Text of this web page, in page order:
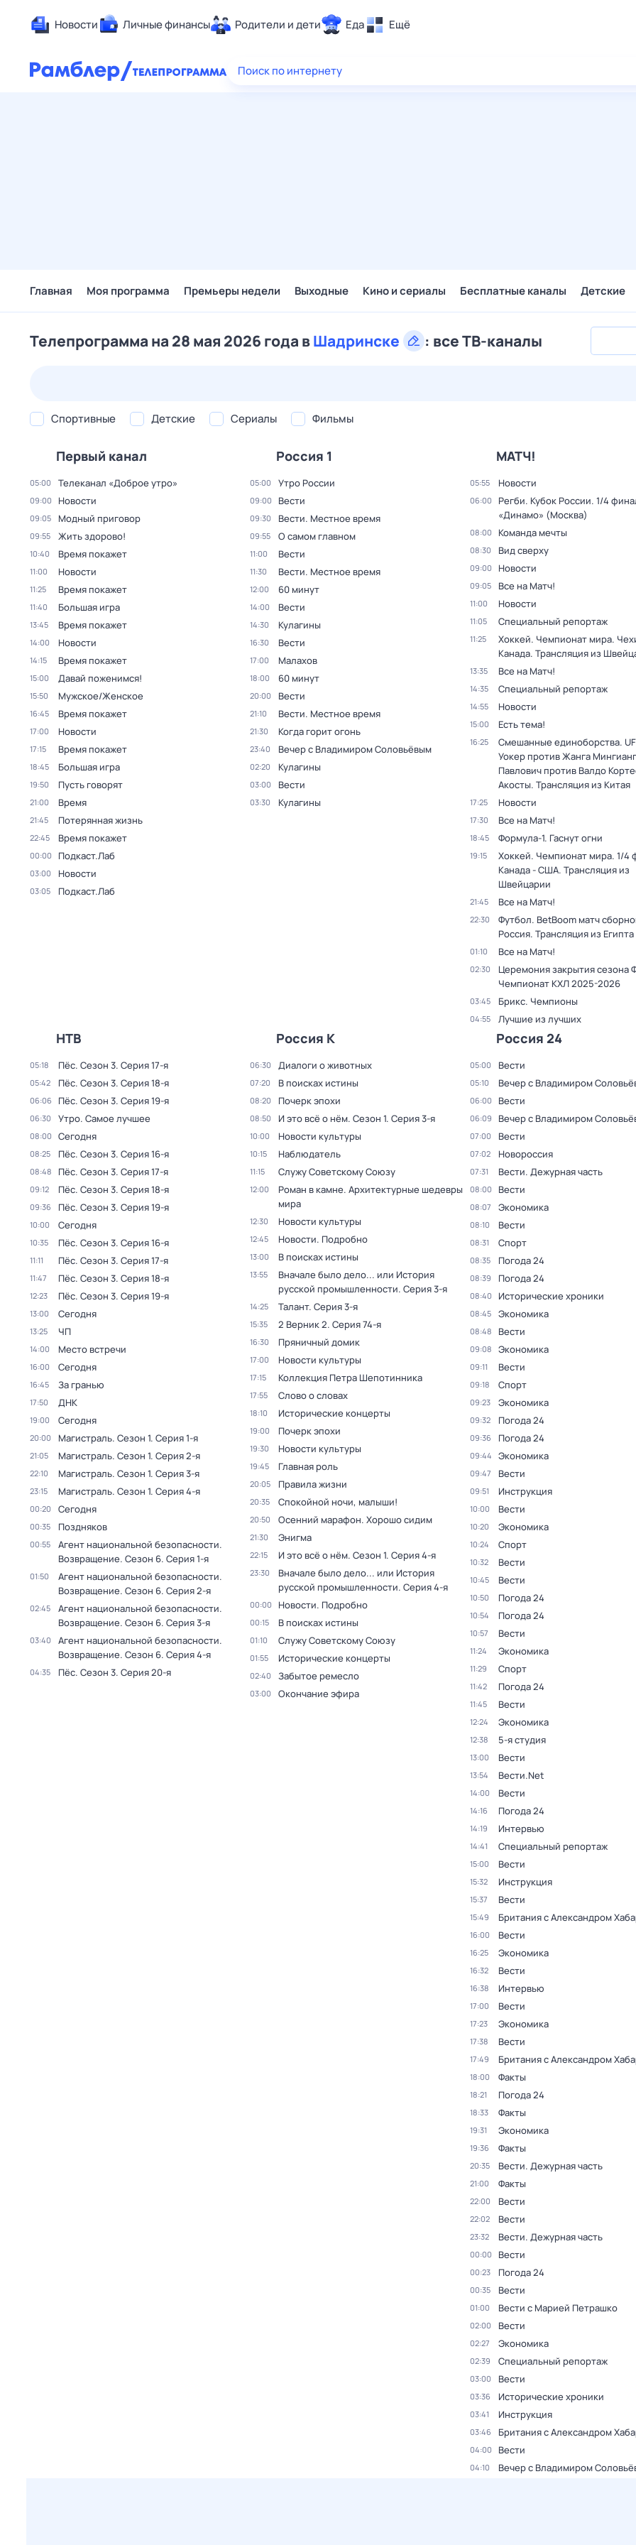
Новости Личные финансы Родители и дети Еда Ещё
Здоровье
Поиск по интернету
Главная Моя программа Премьеры недели Выходные Кино и сериалы Бесплатные каналы Детские
Телепрограмма на 28 мая 2026 года вШадринске : все ТВ-каналы
Спортивные Детские Сериалы Фильмы
Первый канал
05:00 Телеканал «Доброе утро»
09:00 Новости
09:05 Модный приговор
09:55 Жить здорово!
10:40 Время покажет
11:00 Новости
11:25 Время покажет
11:40 Большая игра
13:45 Время покажет
14:00 Новости
14:15 Время покажет
15:00 Давай поженимся!
15:50 Мужское/Женское
16:45 Время покажет
17:00 Новости
17:15 Время покажет
18:45 Большая игра
19:50 Пусть говорят
21:00 Время
21:45 Потерянная жизнь
22:45 Время покажет
00:00 Подкаст.Лаб
03:00 Новости
03:05 Подкаст.Лаб
Россия 1
05:00 Утро России
09:00 Вести
09:30 Вести. Местное время
09:55 О самом главном
11:00 Вести
11:30 Вести. Местное время
12:00 60 минут
14:00 Вести
14:30 Кулагины
16:30 Вести
17:00 Малахов
18:00 60 минут
20:00 Вести
21:10 Вести. Местное время
21:30 Когда горит огонь
23:40 Вечер с Владимиром Соловьёвым
02:20 Кулагины
03:00 Вести
03:30 Кулагины
МАТЧ!
05:55 Новости
06:00
Регби. Кубок России. 1/4
«Динамо» (Москва)
08:00 Команда мечты
08:30 Вид сверху
09:00 Новости
09:05 Все на Матч!
11:00 Новости
11:05 Специальный репортаж
11:25
Хоккей. Чемпионат мира.
Канада. Трансляция из
13:35 Все на Матч!
14:35 Специальный репортаж
14:55 Новости
15:00 Есть тема!
16:25
Смешанные единоборства.
Уокер против Жанга
Павлович против Валдо
Акосты. Трансляция из Китая
17:25 Новости
17:30 Все на Матч!
18:45 Формула-1. Гаснут огни
19:15
Хоккей. Чемпионат мира. 1/4
Канада - США. Трансляция из
Швейцарии
21:45 Все на Матч!
22:30
Футбол. BetBoom матч
Россия. Трансляция из Египта
01:10 Все на Матч!
02:30
Церемония закрытия сезона
Чемпионат КХЛ 2025-2026
03:45 Брикс. Чемпионы
04:55 Лучшие из лучших
НТВ
05:18 Пёс. Сезон 3. Серия 17-я
05:42 Пёс. Сезон 3. Серия 18-я
06:06 Пёс. Сезон 3. Серия 19-я
06:30 Утро. Самое лучшее
08:00 Сегодня
08:25 Пёс. Сезон 3. Серия 16-я
08:48 Пёс. Сезон 3. Серия 17-я
09:12 Пёс. Сезон 3. Серия 18-я
09:36 Пёс. Сезон 3. Серия 19-я
10:00 Сегодня
10:35 Пёс. Сезон 3. Серия 16-я
11:11 Пёс. Сезон 3. Серия 17-я
11:47 Пёс. Сезон 3. Серия 18-я
12:23 Пёс. Сезон 3. Серия 19-я
13:00 Сегодня
13:25 ЧП
14:00 Место встречи
16:00 Сегодня
16:45 За гранью
17:50 ДНК
19:00 Сегодня
20:00 Магистраль. Сезон 1. Серия 1-я
21:05 Магистраль. Сезон 1. Серия 2-я
22:10 Магистраль. Сезон 1. Серия 3-я
23:15 Магистраль. Сезон 1. Серия 4-я
00:20 Сегодня
00:35 Поздняков
00:55
Агент национальной безопасности.
Возвращение. Сезон 6. Серия 1-я
01:50
Агент национальной безопасности.
Возвращение. Сезон 6. Серия 2-я
02:45
Агент национальной безопасности.
Возвращение. Сезон 6. Серия 3-я
03:40
Агент национальной безопасности.
Возвращение. Сезон 6. Серия 4-я
04:35 Пёс. Сезон 3. Серия 20-я
Россия К
06:30 Диалоги о животных
07:20 В поисках истины
08:20 Почерк эпохи
08:50 И это всё о нём. Сезон 1. Серия 3-я
10:00 Новости культуры
10:15 Наблюдатель
11:15 Служу Советскому Союзу
12:00
Роман в камне. Архитектурные шедевры
мира
12:30 Новости культуры
12:45 Новости. Подробно
13:00 В поисках истины
13:55
Вначале было дело... или История
русской промышленности. Серия 3-я
14:25 Талант. Серия 3-я
15:35 2 Верник 2. Серия 74-я
16:30 Пряничный домик
17:00 Новости культуры
17:15 Коллекция Петра Шепотинника
17:55 Слово о словах
18:10 Исторические концерты
19:00 Почерк эпохи
19:30 Новости культуры
19:45 Главная роль
20:05 Правила жизни
20:35 Спокойной ночи, малыши!
20:50 Осенний марафон. Хорошо сидим
21:30 Энигма
22:15 И это всё о нём. Сезон 1. Серия 4-я
23:30
Вначале было дело... или История
русской промышленности. Серия 4-я
00:00 Новости. Подробно
00:15 В поисках истины
01:10 Служу Советскому Союзу
01:55 Исторические концерты
02:40 Забытое ремесло
03:00 Окончание эфира
Россия 24
05:00 Вести
05:10 Вечер с Владимиром
06:00 Вести
06:09 Вечер с Владимиром
07:00 Вести
07:02 Новороссия
07:31 Вести. Дежурная часть
08:00 Вести
08:07 Экономика
08:10 Вести
08:31 Спорт
08:35 Погода 24
08:39 Погода 24
08:40 Исторические хроники
08:45 Экономика
08:48 Вести
09:08 Экономика
09:11 Вести
09:18 Спорт
09:23 Экономика
09:32 Погода 24
09:36 Погода 24
09:44 Экономика
09:47 Вести
09:51 Инструкция
10:00 Вести
10:20 Экономика
10:24 Спорт
10:32 Вести
10:45 Вести
10:50 Погода 24
10:54 Погода 24
10:57 Вести
11:24 Экономика
11:29 Спорт
11:42 Погода 24
11:45 Вести
12:24 Экономика
12:38 5-я студия
13:00 Вести
13:54 Вести.Net
14:00 Вести
14:16 Погода 24
14:19 Интервью
14:41 Специальный репортаж
15:00 Вести
15:32 Инструкция
15:37 Вести
15:49 Британия с Александром
16:00 Вести
16:25 Экономика
16:32 Вести
16:38 Интервью
17:00 Вести
17:23 Экономика
17:38 Вести
17:49 Британия с Александром
18:00 Факты
18:21 Погода 24
18:33 Факты
19:31 Экономика
19:36 Факты
20:35 Вести. Дежурная часть
21:00 Факты
22:00 Вести
22:02 Вести
23:32 Вести. Дежурная часть
00:00 Вести
00:23 Погода 24
00:35 Вести
01:00 Вести с Марией Петрашко
02:00 Вести
02:27 Экономика
02:39 Специальный репортаж
03:00 Вести
03:36 Исторические хроники
03:41 Инструкция
03:46 Британия с Александром
04:00 Вести
04:10 Вечер с Владимиром